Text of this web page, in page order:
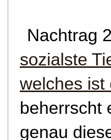
Nachtrag
sozialste
welches ist
beherrscht
genau